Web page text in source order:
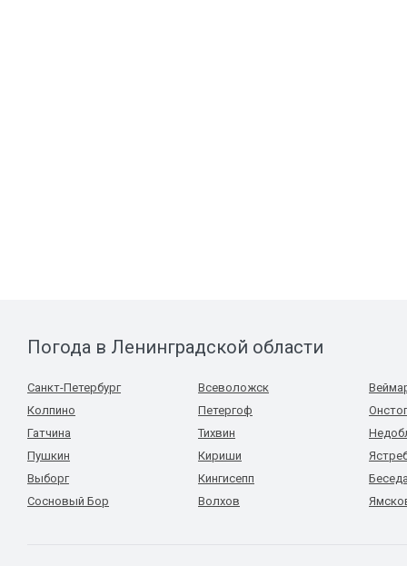
Погода в Ленинградской области
Санкт-Петербург
Колпино
Гатчина
Пушкин
Выборг
Сосновый Бор
Всеволожск
Петергоф
Тихвин
Кириши
Кингисепп
Волхов